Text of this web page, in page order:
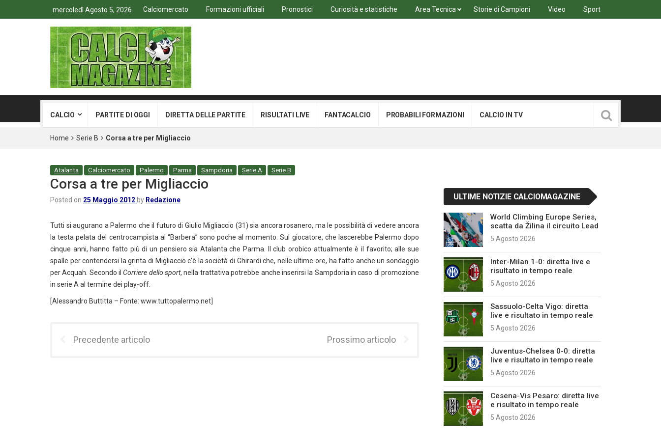
mercoledì Agosto 5, 2026 Calciomercato Formazioni ufficiali Pronostici Curiosità e statistiche Area Tecnica Storie di Campioni Video Sport
CALCIO PARTITE DI OGGI DIRETTA DELLE PARTITE RISULTATI LIVE FANTACALCIO PROBABILI FORMAZIONI CALCIO IN TV
Home Serie B Corsa a tre per Migliaccio
Atalanta Calciomercato Palermo Parma Sampdoria Serie A Serie B
Corsa a tre per Migliaccio
Posted on 25 Maggio 2012 by Redazione
Tutti si augurano a Palermo che il futuro di Giulio Migliaccio (31) sia ancora rosanero, ma le possibilità di vedere ancora
la testa pelata del centrocampista al “Barbera” sono poche al momento. Sul giocatore, che lascerebbe Palermo dopo
cinque anni, hanno fatto più di un pensiero sia Atalanta che Parma. Il club orobico attualmente è il favorito; alle sue
spalle per contendersi la grinta di Migliaccio c’è la società di Ghirardi che, nelle ultime ore, ha fatto anche un sondaggio
per Acquah. Secondo ilCorriere dello sport, nella trattativa potrebbe anche inserirsi la Sampdoria in caso di promozione
in serie A al termine dei play-off.
[Alessandro Buttitta – Fonte: www.tuttopalermo.net]
Precedente articolo Prossimo articolo
ULTIME NOTIZIE CALCIOMAGAZINE
World Climbing Europe Series,
scatta da Žilina il circuito Lead
5 Agosto 2026
Inter-Milan 1-0: diretta live e
risultato in tempo reale
5 Agosto 2026
Sassuolo-Celta Vigo: diretta
live e risultato in tempo reale
5 Agosto 2026
Juventus-Chelsea 0-0: diretta
live e risultato in tempo reale
5 Agosto 2026
Cesena-Vis Pesaro: diretta live
e risultato in tempo reale
5 Agosto 2026